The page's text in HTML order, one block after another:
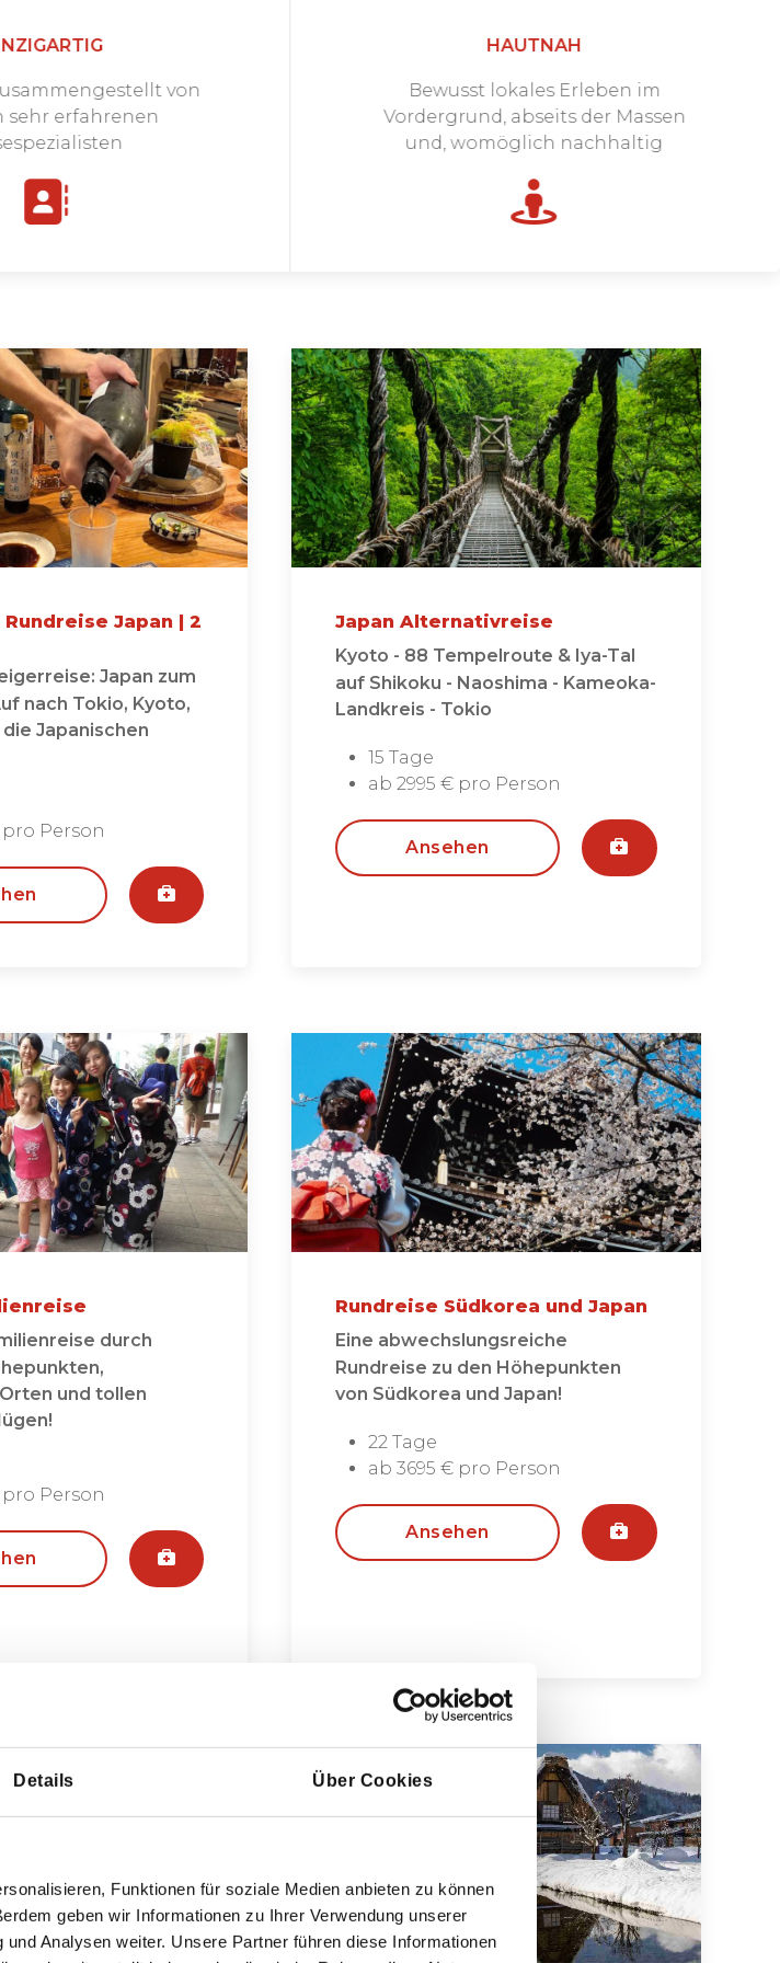
Details Über Cookies
Funktionen für soziale Medien anbieten zu können
geben wir Informationen zu Ihrer Verwendung unserer
Analysen weiter. Unsere Partner führen diese Informationen
von
sehr erfahrenen
HAUTNAH
Bewusst lokales Erleben im
Vordergrund, abseits der Massen
und, womöglich nachhaltig
Japan | 2
Japan zum
nach Tokio, Kyoto,
Japanischen
pro Person
Japan Alternativreise
Kyoto - 88 Tempelroute & Iya-Tal
auf Shikoku - Naoshima - Kameoka-
Landkreis - Tokio
15 Tage
ab 2995 € pro Person
Ansehen
durch
und tollen
pro Person
Rundreise Südkorea und Japan
Eine abwechslungsreiche
Rundreise zu den Höhepunkten
von Südkorea und Japan!
22 Tage
ab 3695 € pro Person
Ansehen